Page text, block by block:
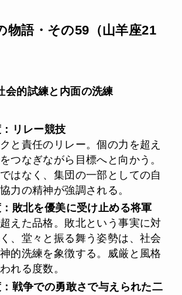
物語・その59（山羊座21
会的試練と内面の洗練
リレー競技
と責任のリレー。個の力を超え
つなぎながら目標へと向かう。
はなく、集団の一部としての自
力の精神が強調される。
敗北を優美に受け止める将軍
えた品格。敗北という事実に対
、堂々と振る舞う姿勢は、社会
的洗練を象徴する。威厳と風格
れる度数。
戦争での勇敢さで与えられた二